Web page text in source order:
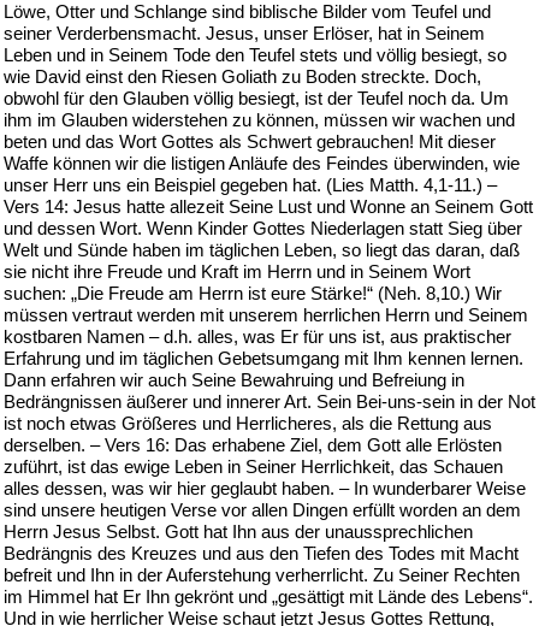
Löwe, Otter und Schlange sind biblische Bilder vom Teufel und
seiner Verderbensmacht. Jesus, unser Erlöser, hat in Seinem
Leben und in Seinem Tode den Teufel stets und völlig besiegt, so
wie David einst den Riesen Goliath zu Boden streckte. Doch,
obwohl für den Glauben völlig besiegt, ist der Teufel noch da. Um
ihm im Glauben widerstehen zu können, müssen wir wachen und
beten und das Wort Gottes als Schwert gebrauchen! Mit dieser
Waffe können wir die listigen Anläufe des Feindes überwinden, wie
unser Herr uns ein Beispiel gegeben hat. (Lies Matth. 4,1-11.) –
Vers 14: Jesus hatte allezeit Seine Lust und Wonne an Seinem Gott
und dessen Wort. Wenn Kinder Gottes Niederlagen statt Sieg über
Welt und Sünde haben im täglichen Leben, so liegt das daran, daß
sie nicht ihre Freude und Kraft im Herrn und in Seinem Wort
suchen: „Die Freude am Herrn ist eure Stärke!“ (Neh. 8,10.) Wir
müssen vertraut werden mit unserem herrlichen Herrn und Seinem
kostbaren Namen – d.h. alles, was Er für uns ist, aus praktischer
Erfahrung und im täglichen Gebetsumgang mit Ihm kennen lernen.
Dann erfahren wir auch Seine Bewahruing und Befreiung in
Bedrängnissen äußerer und innerer Art. Sein Bei-uns-sein in der Not
ist noch etwas Größeres und Herrlicheres, als die Rettung aus
derselben. – Vers 16: Das erhabene Ziel, dem Gott alle Erlösten
zuführt, ist das ewige Leben in Seiner Herrlichkeit, das Schauen
alles dessen, was wir hier geglaubt haben. – In wunderbarer Weise
sind unsere heutigen Verse vor allen Dingen erfüllt worden an dem
Herrn Jesus Selbst. Gott hat Ihn aus der unaussprechlichen
Bedrängnis des Kreuzes und aus den Tiefen des Todes mit Macht
befreit und Ihn in der Auferstehung verherrlicht. Zu Seiner Rechten
im Himmel hat Er Ihn gekrönt und „gesättigt mit Lände des Lebens“.
Und in wie herrlicher Weise schaut jetzt Jesus Gottes Rettung,